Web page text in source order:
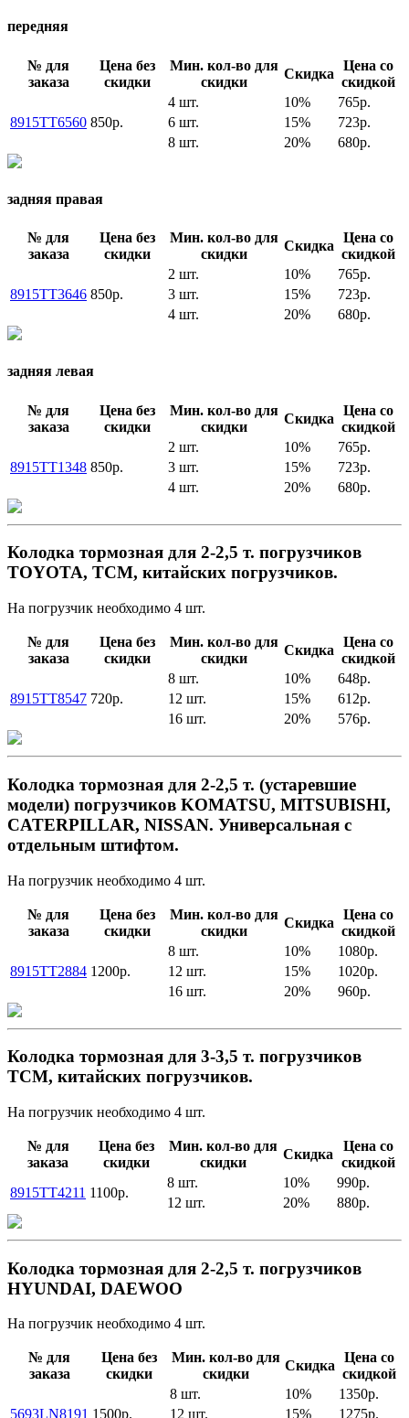
передняя
№ для
заказа
Цена без
скидки
Мин. кол-во для
скидки
Скидка
Цена со
скидкой
8915TT6560 850р.
4 шт. 10%
765р.
6 шт.
15%
723р.
8 шт.
20% 680р.
задняя правая
№ для
заказа
Цена без
скидки
Мин. кол-во для
скидки
Скидка
Цена со
скидкой
8915TT3646 850р.
2 шт. 10%
765р.
3 шт.
15%
723р.
4 шт.
20% 680р.
задняя левая
№ для
заказа
Цена без
скидки
Мин. кол-во для
скидки
Скидка
Цена со
скидкой
8915TT1348 850р.
2 шт. 10%
765р.
3 шт.
15%
723р.
4 шт.
20% 680р.
Колодка тормозная для 2-2,5 т. погрузчиков
TOYOTA, TCM, китайских погрузчиков.
На погрузчик необходимо 4 шт.
№ для
заказа
Цена без
скидки
Мин. кол-во для
скидки
Скидка
Цена со
скидкой
8915TT8547 720р.
8 шт. 10%
648р.
12 шт.
15%
612р.
16 шт.
20% 576р.
Колодка тормозная для 2-2,5 т. (устаревшие
модели) погрузчиков KOMATSU, MITSUBISHI,
CATERPILLAR, NISSAN. Универсальная с
отдельным штифтом.
На погрузчик необходимо 4 шт.
№ для
заказа
Цена без
скидки
Мин. кол-во для
скидки
Скидка
Цена со
скидкой
8915TT2884 1200р.
8 шт. 10%
1080р.
12 шт.
15%
1020р.
16 шт.
20% 960р.
Колодка тормозная для 3-3,5 т. погрузчиков
TCM, китайских погрузчиков.
На погрузчик необходимо 4 шт.
№ для
заказа
Цена без
скидки
Мин. кол-во для
скидки
Скидка
Цена со
скидкой
8915TT4211 1100р.
8 шт. 10%
990р.
12 шт.
20% 880р.
Колодка тормозная для 2-2,5 т. погрузчиков
HYUNDAI, DAEWOO
На погрузчик необходимо 4 шт.
№ для
заказа
Цена без
скидки
Мин. кол-во для
скидки
Скидка
Цена со
скидкой
5693LN8191 1500р.
8 шт. 10%
1350р.
12 шт.
15% 1275р.